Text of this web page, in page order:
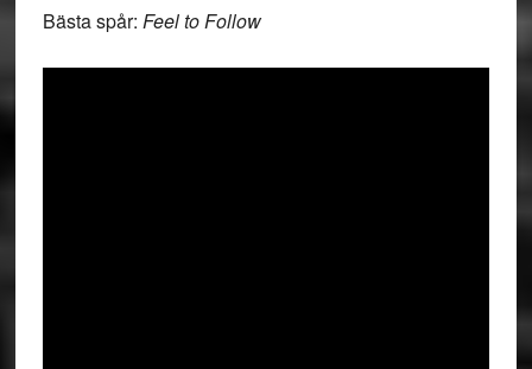
Bästa spår: Feel to Follow